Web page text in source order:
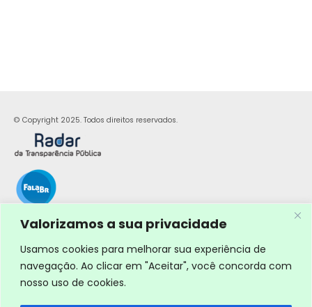
Valorizamos a sua privacidade
Usamos cookies para melhorar sua experiência de
navegação. Ao clicar em "Aceitar", você concorda com
nosso uso de cookies.
© Copyright 2025. Todos direitos reservados.